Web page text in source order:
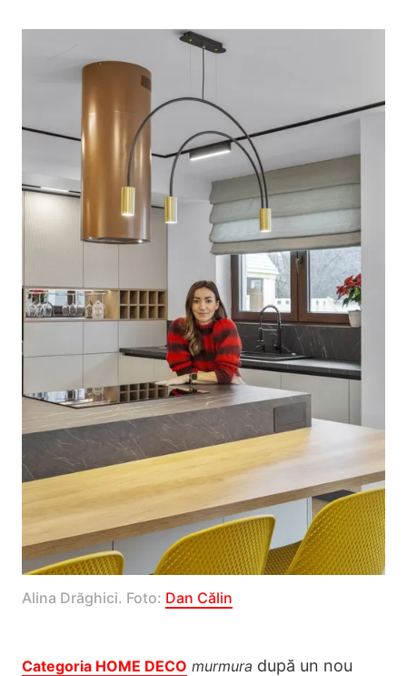
Alina Drăghici. Foto: Dan Călin
Categoria HOME DECO murmura după un nou